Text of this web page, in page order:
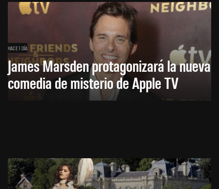
HACE 1 DÍA
James Marsden protagonizará la nueva
comedia de misterio de Apple TV